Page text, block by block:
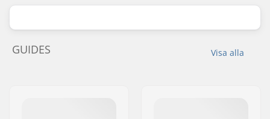
Visa alla
GUIDES